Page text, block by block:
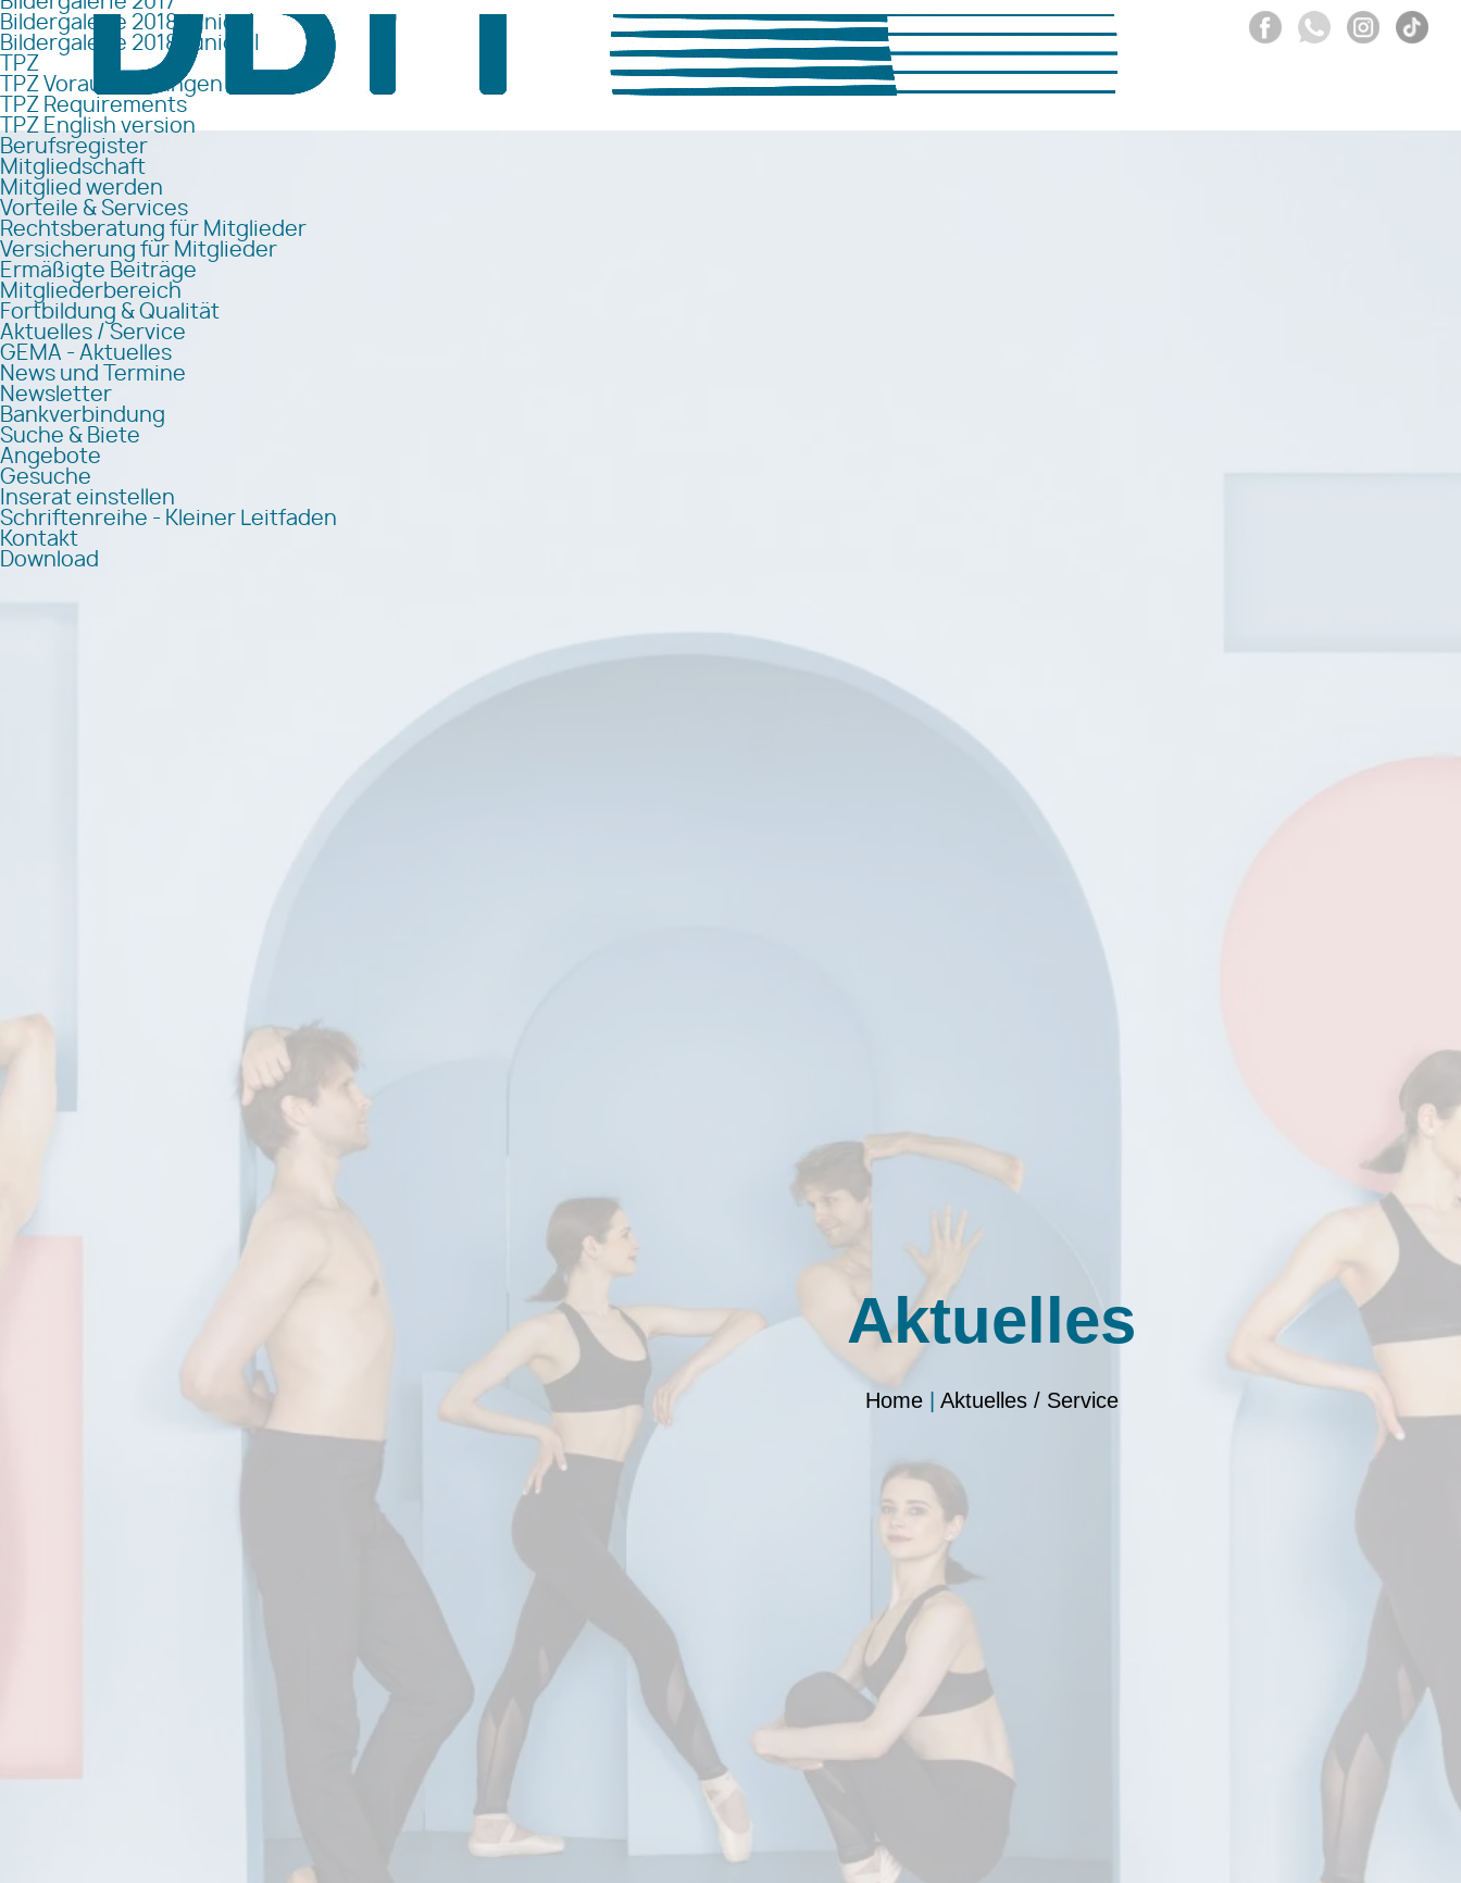
Bildergalerie 2018 Junior I
Bildergalerie 2018 Junior II
TPZ
TPZ Voraussetzungen
TPZ Requirements
TPZ English version
Berufsregister
Mitgliedschaft
Mitglied werden
Vorteile & Services
Rechtsberatung für Mitglieder
Versicherung für Mitglieder
Ermäßigte Beiträge
Mitgliederbereich
Fortbildung & Qualität
Aktuelles / Service
GEMA - Aktuelles
News und Termine
Newsletter
Bankverbindung
Suche & Biete
Angebote
Gesuche
Inserat einstellen
Schriftenreihe - Kleiner Leitfaden
Kontakt
Download
Aktuelles
Home| Aktuelles / Service